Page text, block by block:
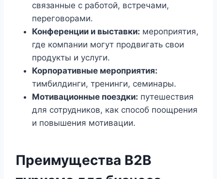
связанные с работой, встречами,
переговорами.
Конференции и выставки: мероприятия,
где компании могут продвигать свои
продукты и услуги.
Корпоративные мероприятия:
тимбилдинги, тренинги, семинары.
Мотивационные поездки: путешествия
для сотрудников, как способ поощрения
и повышения мотивации.
Преимущества B2B